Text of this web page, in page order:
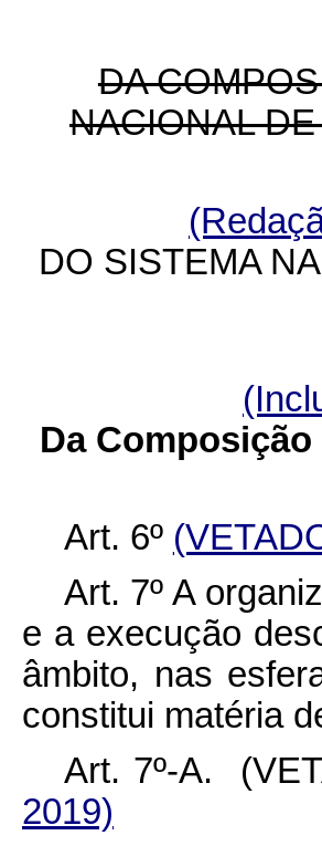
DA
NACIONAL
DO SISTEMA
Da
Art. 6º
Art. 7º A
e a execução
âmbito, nas
constitui matéria
Art. 7º-A.
2019)